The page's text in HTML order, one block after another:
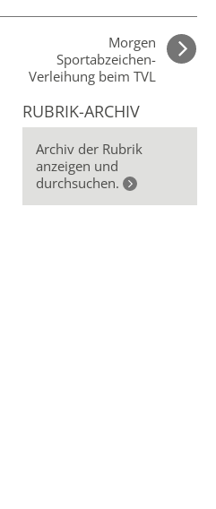
Morgen
Sportabzeichen-
Verleihung beim TVL
RUBRIK-ARCHIV
Archiv der Rubrik
anzeigen und
durchsuchen.